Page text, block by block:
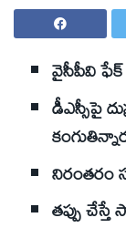
వైసీపీవి
డీఎస్సీపై
నిరంతరం
తప్పు